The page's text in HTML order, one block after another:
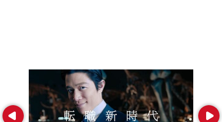
Prev Next